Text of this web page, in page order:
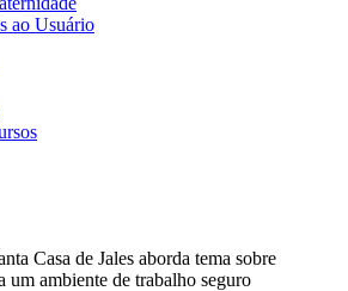
ao Usuário
Casa de Jales aborda tema sobre
um ambiente de trabalho seguro